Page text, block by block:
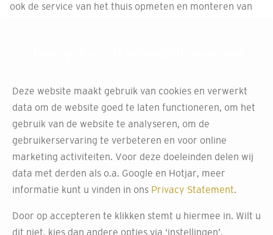
ook de service van het thuis opmeten en monteren van
Ontdek jouw ideale
kastinterieur bij Decokay:
de expert in maatkasten
Decokay. Maak een weloverwogen keuze door te kijken
naar de verschillende mogelijkheden en het deskundige
Deze website maakt gebruik van cookies en verwerkt
data om de website goed te laten functioneren, om het
gebruik van de website te analyseren, om de
gebruikerservaring te verbeteren en voor online
marketing activiteiten. Voor deze doeleinden delen wij
data met derden als o.a. Google en Hotjar, meer
informatie kunt u vinden in ons Privacy Statement
Door op accepteren te klikken stemt u hiermee in. Wilt u
dit niet, kies dan andere opties via ‘instellingen’.